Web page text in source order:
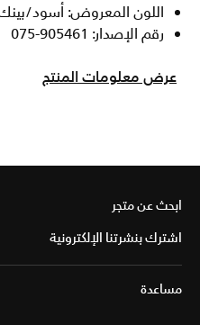
اللون المعروض: أسود/
رقم الإصدار: 905461-075
عرض معلومات المنتج
ابحث عن متجر
اشترك بنشرتنا الإلكترونية
مساعدة